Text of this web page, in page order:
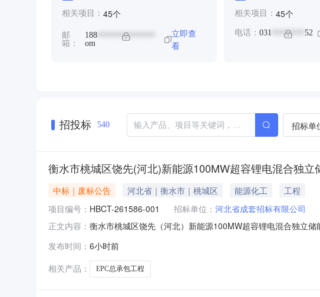
相关项目： 45个
邮
箱：
188**************
om
立即查
看
相关项目： 45个
电话： 031 ******** 52
招投标 540 招标单
衡水市桃城区饶先(河北)新能源100MW超容锂电混合独
中标｜废标公告 河北省｜衡水市｜桃城区 能源化工
工程
项目编号： HBCT-261586-001 招标单位： 河北省成套招标有限公司
正文内容： 衡水市桃城区饶先（河北）新能源100MW超容锂电混合独立
人及时关注网站信息。由此给各潜在投标人带来的不便，敬请
项目EPC总承包工程
发布时间： 6小时前
相关产品：
EPC总承包工程